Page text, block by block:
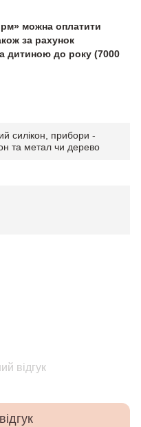
можна оплатити
за рахунок
дитиною до року (7000
силікон, прибори -
та метал чи дерево
відгук